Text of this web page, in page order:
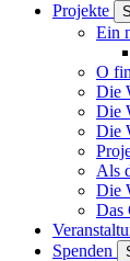
Projekte
Ein
O
Die
Die
Die
Als
Die
Das
Spenden